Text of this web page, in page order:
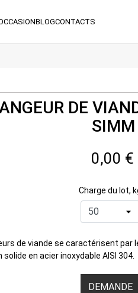
BLOGCONTACTS
DE
SIMM
0,00 €
Charge du lot,
de viande se caractérisent par
en acier inoxydable AISI 304.
DEMANDE